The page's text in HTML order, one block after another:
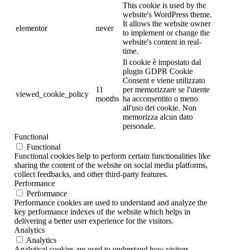
elementor never
This cookie is used by the
website's WordPress theme.
It allows the website owner
to implement or change the
website's content in real-
time.
viewed_cookie_policy
11
months
Il cookie è impostato dal
plugin GDPR Cookie
Consent e viene utilizzato
per memorizzare se l'utente
ha acconsentito o meno
all'uso dei cookie. Non
memorizza alcun dato
personale.
Functional
Functional
Functional cookies help to perform certain functionalities like
sharing the content of the website on social media platforms,
collect feedbacks, and other third-party features.
Performance
Performance
Performance cookies are used to understand and analyze the
key performance indexes of the website which helps in
delivering a better user experience for the visitors.
Analytics
Analytics